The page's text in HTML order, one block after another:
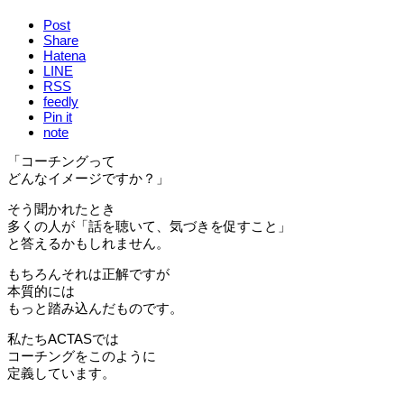
Post
Share
Hatena
LINE
RSS
feedly
Pin it
note
「コーチングって
どんなイメージですか？」
そう聞かれたとき
多くの人が「話を聴いて、気づきを促すこと」
と答えるかもしれません。
もちろんそれは正解ですが
本質的には
もっと踏み込んだものです。
私たちACTASでは
コーチングをこのように
定義しています。